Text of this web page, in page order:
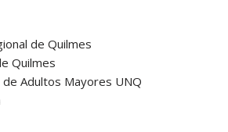
de Quilmes
Quilmes
Adultos Mayores UNQ